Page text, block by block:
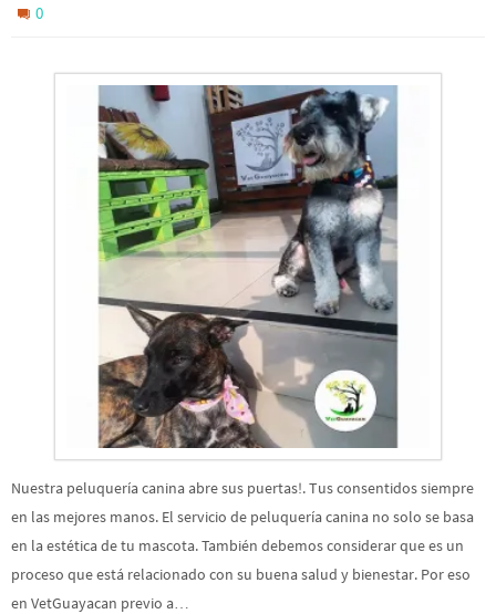
0
Nuestra peluquería canina abre sus puertas!. Tus consentidos siempre
en las mejores manos. El servicio de peluquería canina no solo se basa
en la estética de tu mascota. También debemos considerar que es un
proceso que está relacionado con su buena salud y bienestar. Por eso
en VetGuayacan previo a…